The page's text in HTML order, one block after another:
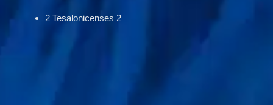
2 Tesalonicenses 2